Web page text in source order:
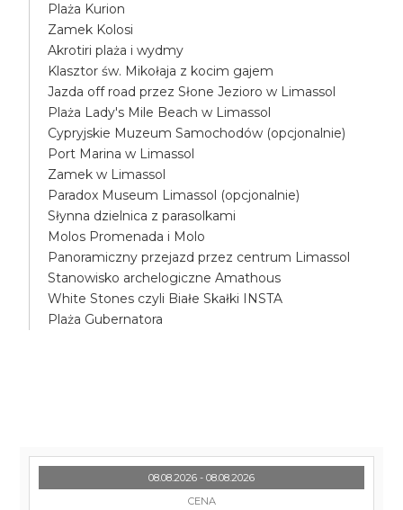
Plaża Kurion
Zamek Kolosi
Akrotiri plaża i wydmy
Klasztor św. Mikołaja z kocim gajem
Jazda off road przez Słone Jezioro w Limassol
Plaża Lady's Mile Beach w Limassol
Cypryjskie Muzeum Samochodów (opcjonalnie)
Port Marina w Limassol
Zamek w Limassol
Paradox Museum Limassol (opcjonalnie)
Słynna dzielnica z parasolkami
Molos Promenada i Molo
Panoramiczny przejazd przez centrum Limassol
Stanowisko archelogiczne Amathous
White Stones czyli Białe Skałki INSTA
Plaża Gubernatora
08.08.2026 - 08.08.2026
CENA